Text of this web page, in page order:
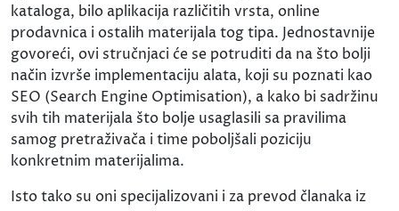
kataloga, bilo aplikacija različitih vrsta, online
prodavnica i ostalih materijala tog tipa. Jednostavnije
govoreći, ovi stručnjaci će se potruditi da na što bolji
način izvrše implementaciju alata, koji su poznati kao
SEO (Search Engine Optimisation), a kako bi sadržinu
svih tih materijala što bolje usaglasili sa pravilima
samog pretraživača i time poboljšali poziciju
konkretnim materijalima.
Isto tako su oni specijalizovani i za prevod članaka iz